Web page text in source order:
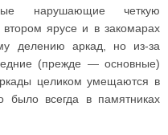
нарушающие четкую
втором ярусе и в закомарах
делению аркад, но из-за
(прежде — основные)
целиком умещаются в
было всегда в памятниках